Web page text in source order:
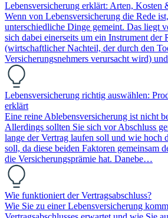
Lebensversicherung erklärt: Arten, Kosten
Wenn von Lebensversicherung die Rede
unterschiedliche Dinge gemeint. Das liegt
sich dabei einerseits um ein Instrument der
(wirtschaftlicher Nachteil, der durch den
Versicherungsnehmers verursacht wird)
Lebensversicherung richtig auswählen:
erklärt
Eine reine Ablebensversicherung ist nicht
Allerdings sollten Sie sich vor Abschluss
lange der Vertrag laufen soll und wie hoch
soll, da diese beiden Faktoren gemeinsam
die Versicherungsprämie hat. Danebe…
Wie funktioniert der Vertragsabschluss?
Wie Sie zu einer Lebensversicherung